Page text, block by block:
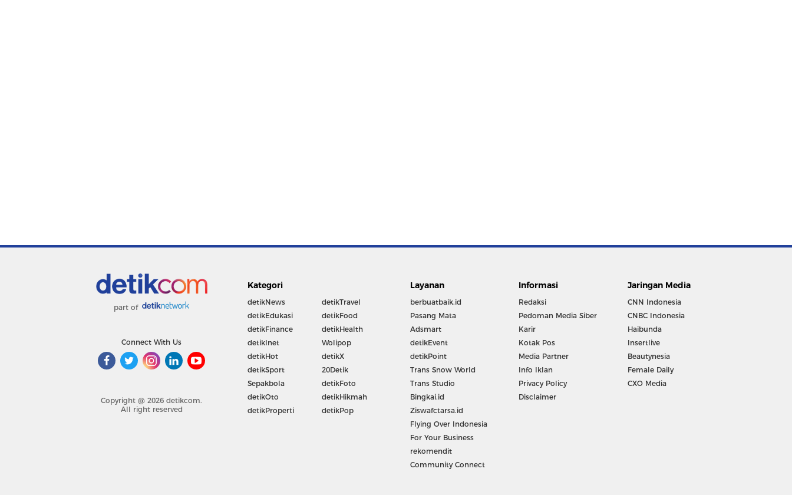
part of
Connect With Us
Copyright @ 2026 detikcom.
All right reserved
Kategori
detikNews
detikEdukasi
detikFinance
detikInet
detikHot
detikSport
Sepakbola
detikOto
detikProperti
detikTravel
detikFood
detikHealth
Wolipop
detikX
20Detik
detikFoto
detikHikmah
detikPop
Layanan
berbuatbaik.id
Pasang Mata
Adsmart
detikEvent
detikPoint
Trans Snow World
Trans Studio
Bingkai.id
Ziswafctarsa.id
Flying Over Indonesia
For Your Business
rekomendit
Community Connect
Informasi
Redaksi
Pedoman Media Siber
Karir
Kotak Pos
Media Partner
Info Iklan
Privacy Policy
Disclaimer
Jaringan Media
CNN Indonesia
CNBC Indonesia
Haibunda
Insertlive
Beautynesia
Female Daily
CXO Media